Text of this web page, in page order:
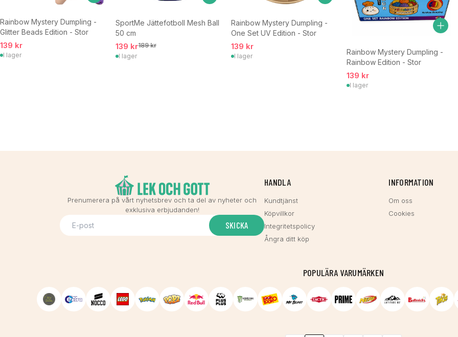
Rainbow Mystery Dumpling -
Glitter Beads Edition - Stor
139 kr
I lager
SportMe Jättefotboll Mesh Ball
50 cm
139 kr189 kr
I lager
Rainbow Mystery Dumpling -
One Set UV Edition - Stor
139 kr
I lager
Rainbow Mystery Dumpling -
Rainbow Edition - Stor
139 kr
I lager
Prenumerera på vårt nyhetsbrev och ta del av nyheter och
exklusiva erbjudanden!
SKICKA
HANDLA
Kundtjänst
Köpvillkor
Integritetspolicy
Ångra ditt köp
INFORMATION
Om oss
Cookies
POPULÄRA VARUMÄRKEN